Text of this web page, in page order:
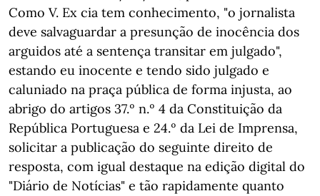
Como V. Ex cia tem conhecimento, "o jornalista
deve salvaguardar a presunção de inocência dos
arguidos até a sentença transitar em julgado",
estando eu inocente e tendo sido julgado e
caluniado na praça pública de forma injusta, ao
abrigo do artigos 37.º n.º 4 da Constituição da
República Portuguesa e 24.º da Lei de Imprensa,
solicitar a publicação do seguinte direito de
resposta, com igual destaque na edição digital do
"Diário de Notícias" e tão rapidamente quanto